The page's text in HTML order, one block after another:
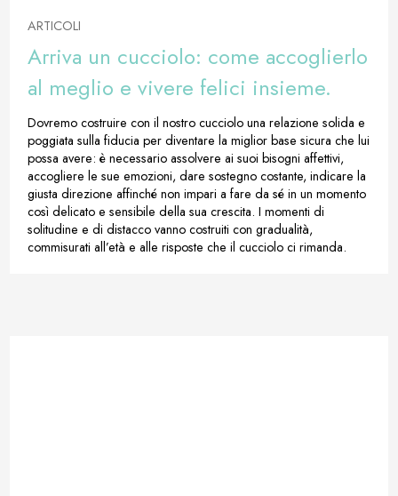
ARTICOLI
Arriva un cucciolo: come accoglierlo
al meglio e vivere felici insieme.
Dovremo costruire con il nostro cucciolo una relazione solida e
poggiata sulla fiducia per diventare la miglior base sicura che lui
possa avere: è necessario assolvere ai suoi bisogni affettivi,
accogliere le sue emozioni, dare sostegno costante, indicare la
giusta direzione affinché non impari a fare da sé in un momento
così delicato e sensibile della sua crescita. I momenti di
solitudine e di distacco vanno costruiti con gradualità,
commisurati all’età e alle risposte che il cucciolo ci rimanda.